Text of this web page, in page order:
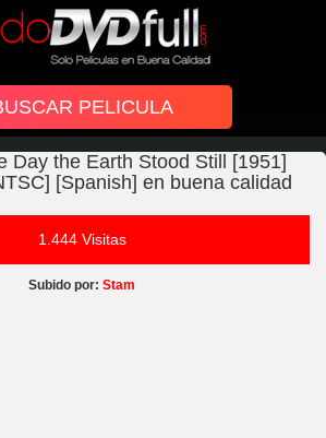
Day the Earth Stood Still [1951]
[Spanish] en buena calidad
1.444 Visitas
Subido por: Stam